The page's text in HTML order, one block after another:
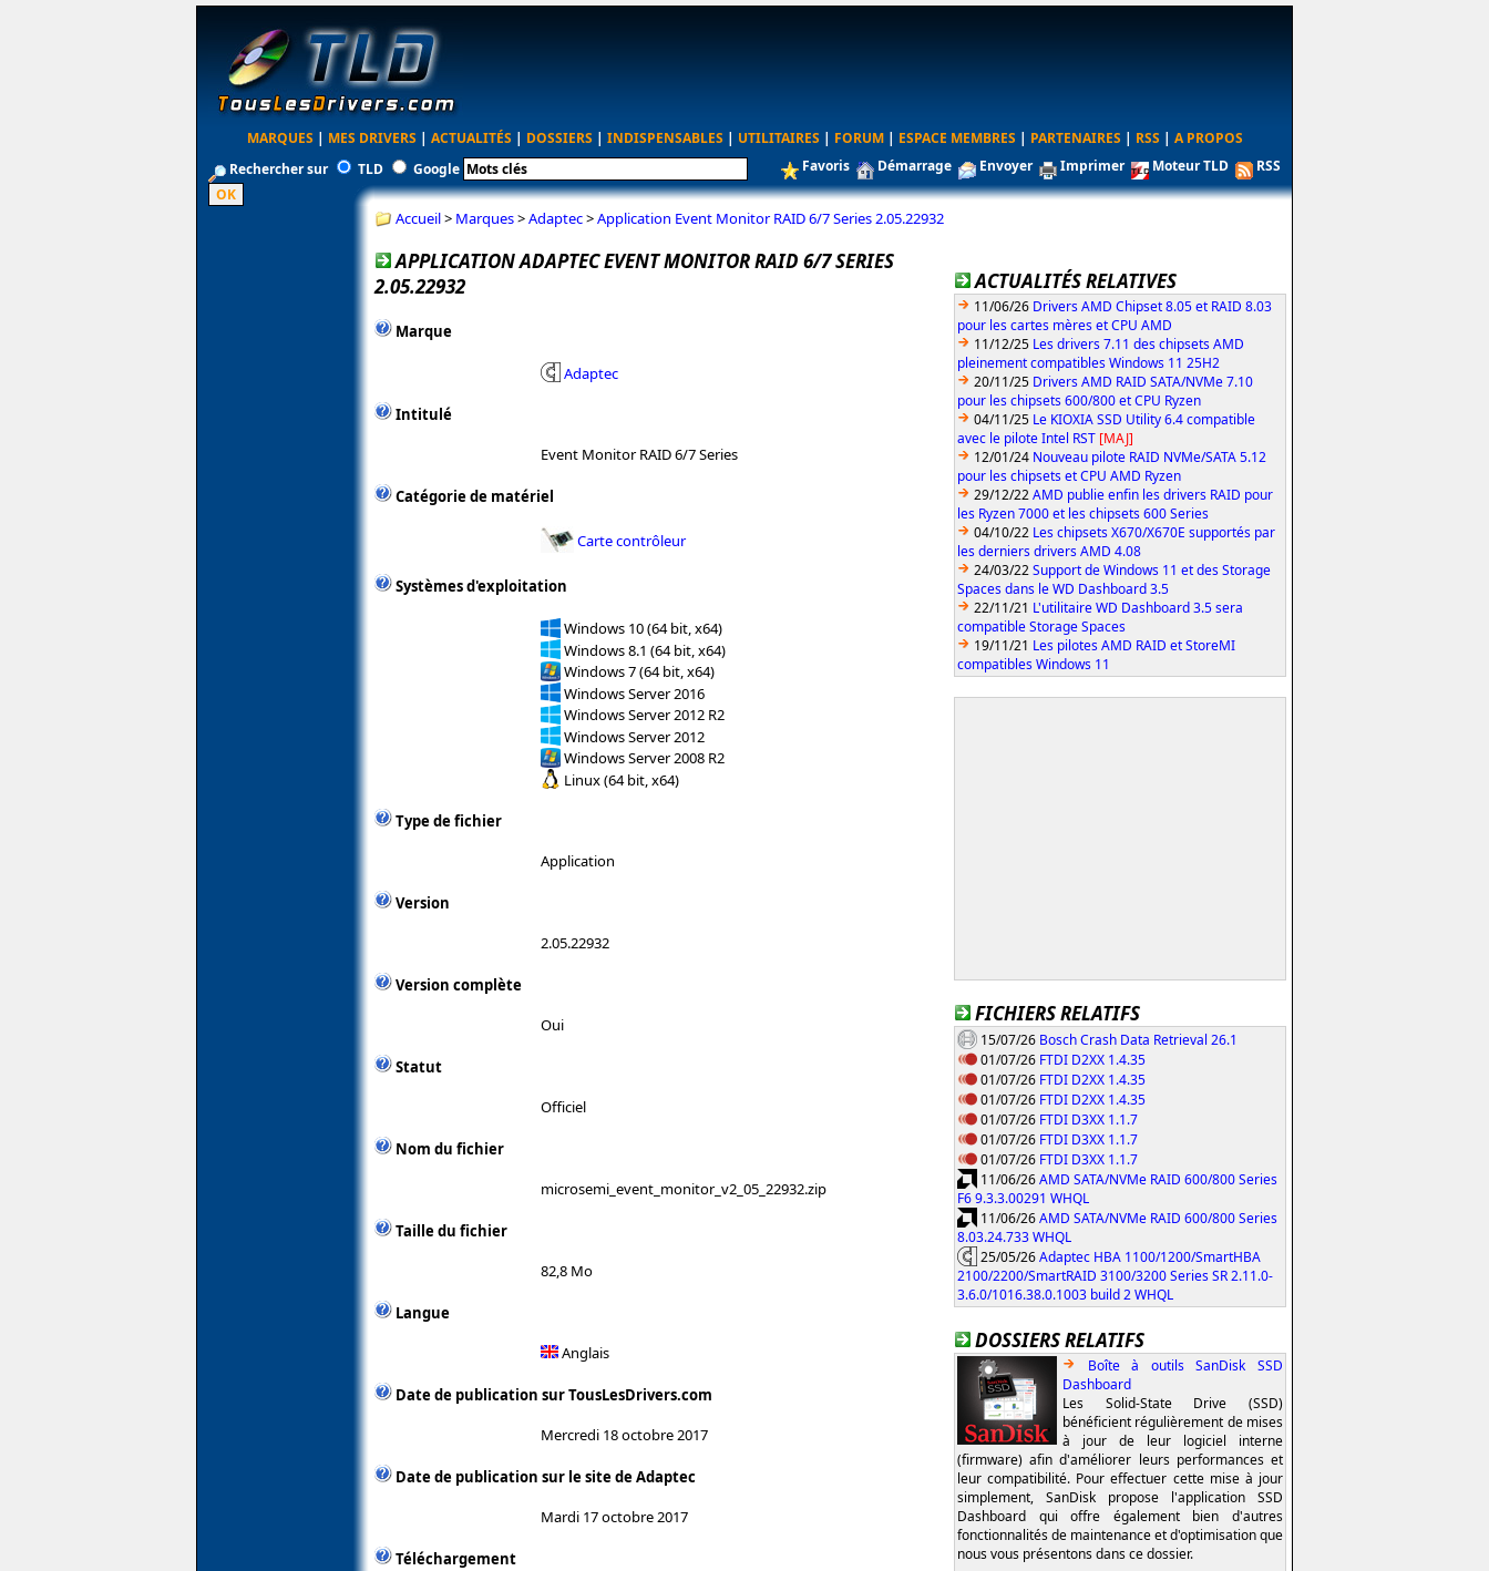
MARQUES | MES DRIVERS | ACTUALITÉS | DOSSIERS | INDISPENSABLES | UTILITAIRES | FORUM | ESPACE MEMBRES | PARTENAIRES | RSS | A PROPOS
Rechercher sur
TLD Google Favoris Démarrage Envoyer Imprimer Moteur TLD RSS
Accueil> Marques>Adaptec>Application Event Monitor RAID 6/7 Series 2.05.22932
APPLICATION ADAPTEC EVENT MONITOR RAID 6/7 SERIES
2.05.22932
Marque
Adaptec
Intitulé
Event Monitor RAID 6/7 Series
Catégorie de matériel
Carte contrôleur
Systèmes d'exploitation
Windows 10 (64 bit, x64)
Windows 8.1 (64 bit, x64)
Windows 7 (64 bit, x64)
Windows Server 2016
Windows Server 2012 R2
Windows Server 2012
Windows Server 2008 R2
Linux (64 bit, x64)
Type de fichier
Application
Version
2.05.22932
Version complète
Oui
Statut
Officiel
Nom du fichier
microsemi_event_monitor_v2_05_22932.zip
Taille du fichier
82,8 Mo
Langue
Anglais
Date de publication sur TousLesDrivers.com
Mercredi 18 octobre 2017
Date de publication sur le site de Adaptec
Mardi 17 octobre 2017
Téléchargement
ACTUALITÉS RELATIVES
11/06/26 Drivers AMD Chipset 8.05 et RAID 8.03
pour les cartes mères et CPU AMD
11/12/25 Les drivers 7.11 des chipsets AMD
pleinement compatibles Windows 11 25H2
20/11/25 Drivers AMD RAID SATA/NVMe 7.10
pour les chipsets 600/800 et CPU Ryzen
04/11/25 Le KIOXIA SSD Utility 6.4 compatible
avec le pilote Intel RST [MAJ]
12/01/24 Nouveau pilote RAID NVMe/SATA 5.12
pour les chipsets et CPU AMD Ryzen
29/12/22AMD publie enfin les drivers RAID pour
les Ryzen 7000 et les chipsets 600 Series
04/10/22 Les chipsets X670/X670E supportés par
les derniers drivers AMD 4.08
24/03/22Support de Windows 11 et des Storage
Spaces dans le WD Dashboard 3.5
22/11/21 L'utilitaire WD Dashboard 3.5 sera
compatible Storage Spaces
19/11/21 Les pilotes AMD RAID et StoreMI
compatibles Windows 11
FICHIERS RELATIFS
15/07/26 Bosch Crash Data Retrieval 26.1
01/07/26 FTDI D2XX 1.4.35
01/07/26 FTDI D2XX 1.4.35
01/07/26 FTDI D2XX 1.4.35
01/07/26 FTDI D3XX 1.1.7
01/07/26 FTDI D3XX 1.1.7
01/07/26 FTDI D3XX 1.1.7
11/06/26AMD SATA/NVMe RAID 600/800 Series
F6 9.3.3.00291 WHQL
11/06/26AMD SATA/NVMe RAID 600/800 Series
8.03.24.733 WHQL
25/05/26Adaptec HBA 1100/1200/SmartHBA
2100/2200/SmartRAID 3100/3200 Series SR 2.11.0-
3.6.0/1016.38.0.1003 build 2 WHQL
DOSSIERS RELATIFS
Boîte à outils SanDisk SSD
Dashboard
Les Solid-State Drive (SSD)
bénéficient régulièrement de mises
à jour de leur logiciel interne
(firmware) afin d'améliorer leurs performances et
leur compatibilité. Pour effectuer cette mise à jour
simplement, SanDisk propose l'application SSD
Dashboard qui offre également bien d'autres
fonctionnalités de maintenance et d'optimisation que
nous vous présentons dans ce dossier.